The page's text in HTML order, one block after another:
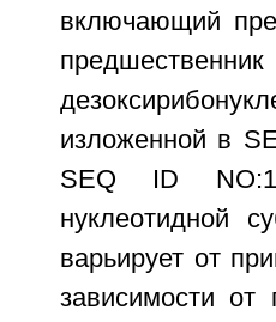
включающий
изложенной в
SEQ ID
нуклеотидной
варьирует от
зависимости от